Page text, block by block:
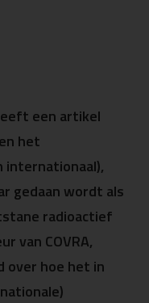
een artikel
het
internationaal),
gedaan wordt als
radioactief
van COVRA,
over hoe het in